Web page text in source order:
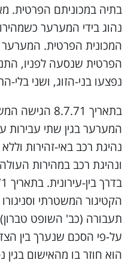
בתיה במכוניתם הפרטית.
נהוג בידי המערער
המכונית הפרטית. המערער
הפרטית שנסעה לפניו,
נפצעו בני-הזוג, ושני בלי-
בתאריך 8.7.71
המערער בגין שתי עבירות
נהיגת רכב באי-זהירות
ונהיגת רכב במהירות
הקטיגור המשטרתי
תעבורה (כב' השופט טברון)
על-פי הסכם שנערך בין
הוא חוזר בו מהאישום